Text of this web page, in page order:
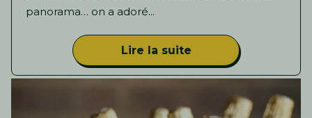
panorama… on a adoré...
Lire la suite